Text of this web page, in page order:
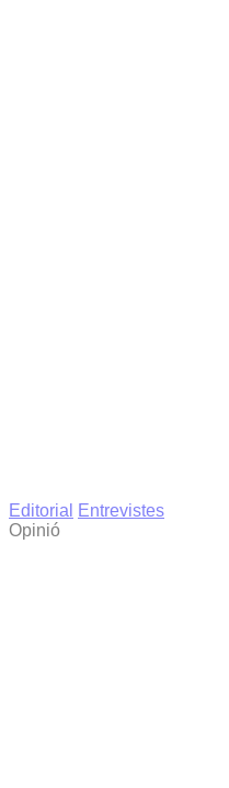
Editorial
Entrevistes
Opinió